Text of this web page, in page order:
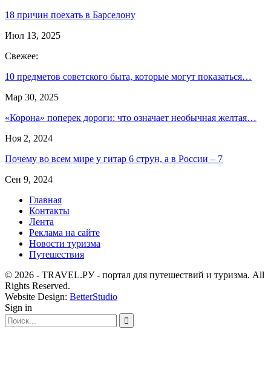
18 причин поехать в Барселону
Июл 13, 2025
Свежее:
10 предметов советского быта, которые могут показаться…
Мар 30, 2025
«Корона» поперек дороги: что означает необычная желтая…
Ноя 2, 2024
Почему во всем мире у гитар 6 струн, а в России – 7
Сен 9, 2024
Главная
Контакты
Лента
Реклама на сайте
Новости туризма
Путешествия
© 2026 - TRAVEL.РУ - портал для путешествий и туризма. All
Rights Reserved.
Website Design: BetterStudio
Sign in